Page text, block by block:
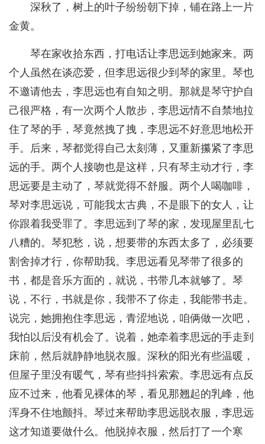
深秋了，树上的叶子纷纷朝下掉，铺在路上一片
金黄。
琴在家收拾东西，打电话让李思远到她家来。两
个人虽然在谈恋爱，但李思远很少到琴的家里。琴也
不邀请他去，李思远也有自知之明。那就是琴守护自
己很严格，有一次两个人散步，李思远情不自禁地拉
住了琴的手，琴竟然拽了拽，李思远不好意思地松开
手。后来，琴都觉得自己太刻薄，又重新攥紧了李思
远的手。两个人接吻也是这样，只有琴主动才行，李
思远要是主动了，琴就觉得不舒服。两个人喝咖啡，
琴对李思远说，可能我太古典，不是眼下的女人，让
你跟着我受罪了。李思远到了琴的家，发现屋里乱七
八糟的。琴犯愁，说，想要带的东西太多了，必须要
割舍掉才行，你帮助我。李思远看见琴带了很多的
书，都是音乐方面的，就说，书带几本就够了。琴
说，不行，书就是你，我带不了你走，我能带书走。
说完，她拥抱住李思远，青涩地说，咱俩做一次吧，
我怕以后没有机会了。说着，她牵着李思远的手走到
床前，然后就静静地脱衣服。深秋的阳光有些温暖，
但屋子里没有暖气，琴有些抖抖索索。李思远有点反
应不过来，他看见裸体的琴，看见那翘起的乳峰，他
浑身不住地颤抖。琴过来帮助李思远脱衣服，李思远
这才知道要做什么。他脱掉衣服，然后打了一个寒